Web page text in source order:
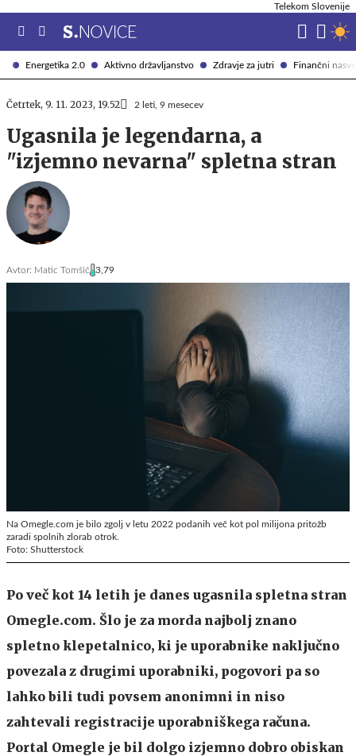
Energetika 2.0 Aktivno državljanstvo Zdravje za jutri Finančni
Telekom Slovenije
Četrtek, 9. 11. 2023, 19.52 2 leti, 9 mesecev
Ugasnila je legendarna, a
"izjemno nevarna" spletna stran
Avtor: Matic Tomšič 3,79
Na Omegle.com je bilo zgolj v letu 2022 podanih več kot pol milijona pritožb
zaradi spolnih zlorab otrok.
Foto: Shutterstock
Po več kot 14 letih je danes ugasnila spletna stran
Omegle.com. Šlo je za morda najbolj znano
spletno klepetalnico, ki je uporabnike naključno
povezala z drugimi uporabniki, pogovori pa so
lahko bili tudi povsem anonimni in niso
zahtevali registracije uporabniškega računa.
Portal Omegle je bil dolgo izjemno dobro obiskan